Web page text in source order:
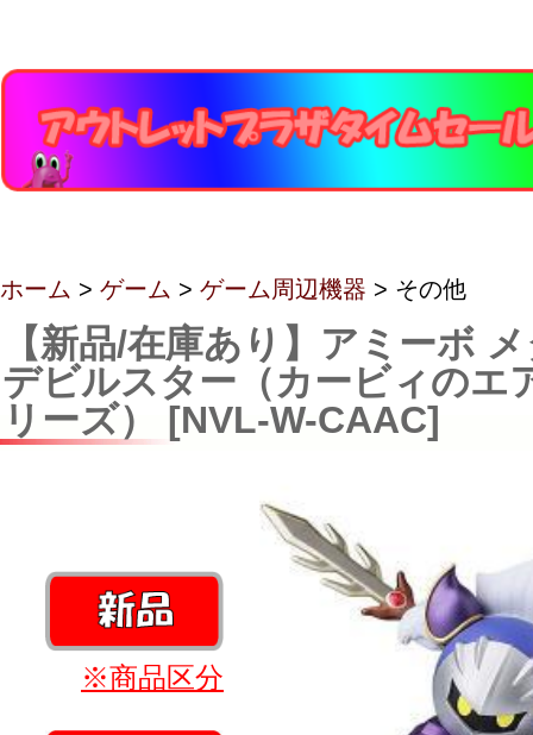
ホーム > ゲーム > ゲーム周辺機器 > その他
【新品/在庫あり】アミーボ
デビルスター（カービィのエ
リーズ） [NVL-W-CAAC]
※商品区分